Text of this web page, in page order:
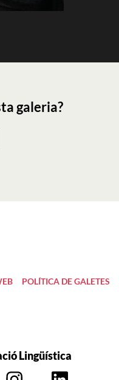
galeria?
POLÍTICA DE GALETES
Lingüística